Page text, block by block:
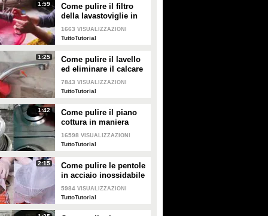
1:59
Come pulire il filtro
della lavastoviglie in
maniera efficace
1663 VISUALIZZAZIONI
TuttoTutorial
1:25
Come pulire il lavello
ed eliminare il calcare
7843 VISUALIZZAZIONI
TuttoTutorial
1:42
Come pulire il piano
cottura in maniera
perfetta
16598 VISUALIZZAZIONI
TuttoTutorial
2:15
Come pulire le pentole
in acciaio inossidabile
5984 VISUALIZZAZIONI
TuttoTutorial